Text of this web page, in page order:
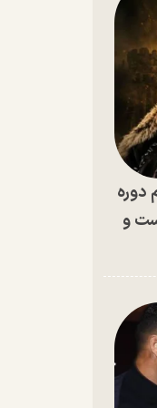
دوره
و